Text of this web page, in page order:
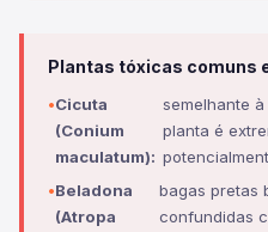
Plantas tóxicas comuns
Cicuta
(Conium
maculatum):
semelhante
planta é
Beladona
(Atropa
bagas pretas
confundidas